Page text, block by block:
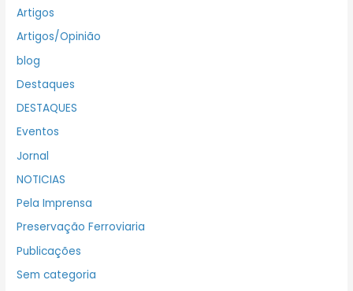
Artigos
Artigos/Opinião
blog
Destaques
DESTAQUES
Eventos
Jornal
NOTICIAS
Pela Imprensa
Preservação Ferroviaria
Publicações
Sem categoria